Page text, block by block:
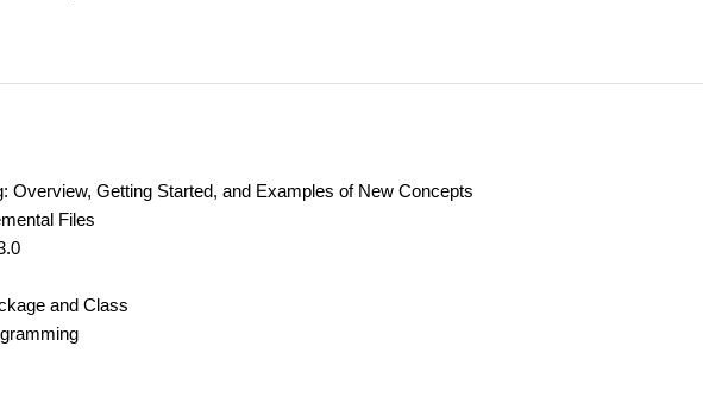
Overview, Getting Started, and Examples of New Concepts
Files
and Class
Text